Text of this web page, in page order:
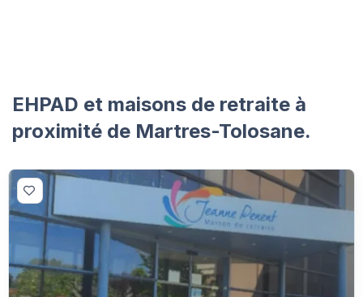
EHPAD et maisons de retraite à
proximité de Martres-Tolosane.